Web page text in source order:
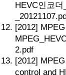
HEVC인코더
[2012]
2.pdf
[2012]
control and